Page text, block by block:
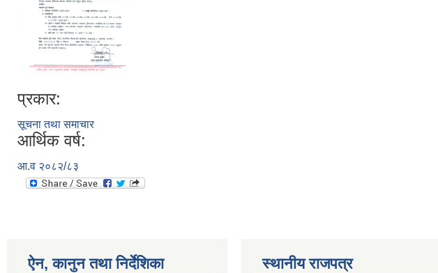
प्रकार:
सूचना तथा समाचार
आर्थिक वर्ष:
आ.व २०८२/८३
ऐन, कानुन तथा निर्देशिका स्थानीय राजपत्र